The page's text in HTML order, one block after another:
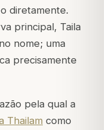
diretamente.
principal, Taila
nome; uma
precisamente
pela qual a
Thailam como